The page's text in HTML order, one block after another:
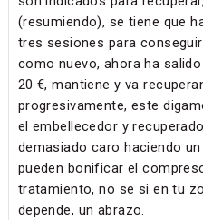
(resumiendo), se tiene que
tres sesiones para
como nuevo, ahora ha
20 €, mantiene y va
progresivamente, este
el embellecedor y
demasiado caro haciendo
pueden bonificar el
tratamiento, no se si en tu
depende, un abrazo.